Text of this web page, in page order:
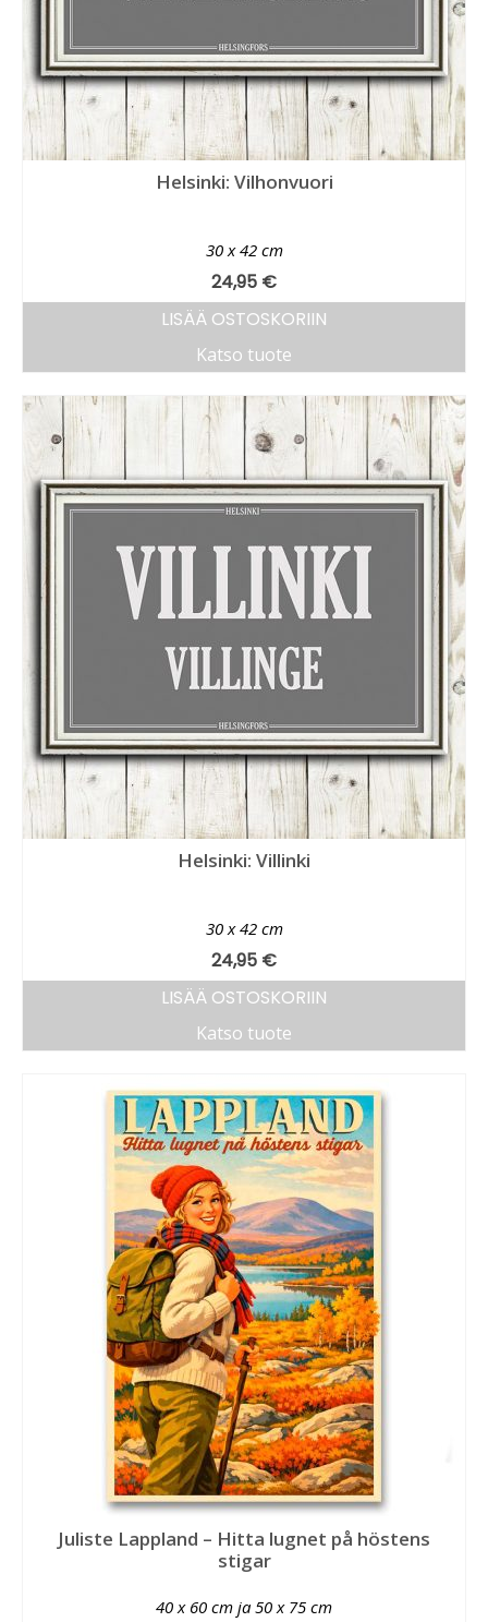
Helsinki: Vilhonvuori
30 x 42 cm
24,95 €
LISÄÄ OSTOSKORIIN
Katso tuote
Helsinki: Villinki
30 x 42 cm
24,95 €
LISÄÄ OSTOSKORIIN
Katso tuote
Juliste Lappland – Hitta lugnet på höstens
stigar
40 x 60 cm ja 50 x 75 cm